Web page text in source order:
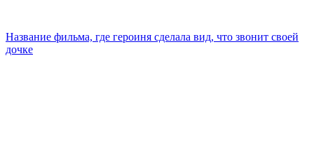
Название фильма, где героиня сделала вид, что звонит своей
дочке